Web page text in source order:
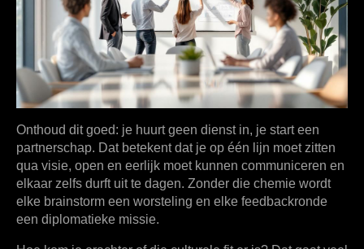
Onthoud dit goed: je huurt geen dienst in, je start een
partnerschap. Dat betekent dat je op één lijn moet zitten
qua visie, open en eerlijk moet kunnen communiceren en
elkaar zelfs durft uit te dagen. Zonder die chemie wordt
elke brainstorm een worsteling en elke feedbackronde
een diplomatieke missie.